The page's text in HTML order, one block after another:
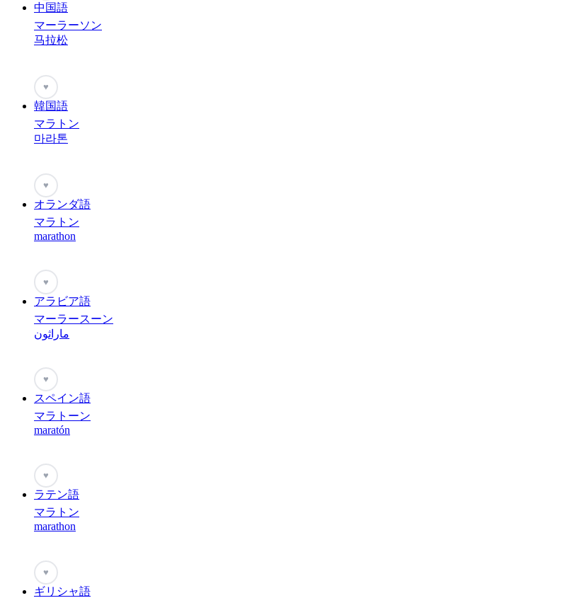
中国語
マーラーソン
马拉松
♥
韓国語
マラトン
마라톤
♥
オランダ語
マラトン
marathon
♥
アラビア語
マーラースーン
ماراثون
♥
スペイン語
マラトーン
maratón
♥
ラテン語
マラトン
marathon
♥
ギリシャ語